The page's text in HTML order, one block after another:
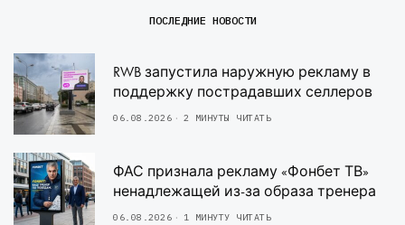
ПОСЛЕДНИЕ НОВОСТИ
RWB запустила наружную рекламу в
поддержку пострадавших селлеров
06.08.2026 2 МИНУТЫ ЧИТАТЬ
ФАС признала рекламу «Фонбет ТВ»
ненадлежащей из-за образа тренера
06.08.2026 1 МИНУТУ ЧИТАТЬ